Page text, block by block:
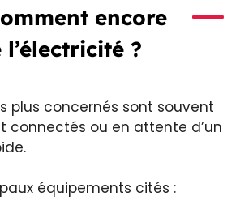
encore
l’électricité ?
plus concernés sont souvent
connectés ou en attente d’un
équipements cités :